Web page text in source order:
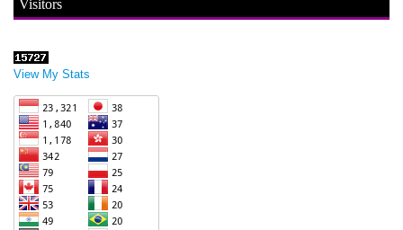
Visitors
View My Stats